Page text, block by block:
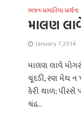
ભજન-પ્રભાતિયા-પ્રાર્થના
માલણ
January 7, 2014
માલણ લાવે
ચૂંદડી, રણ મેઘ ન
કેરી થાળ; પીરસે
ચંદ્ર...